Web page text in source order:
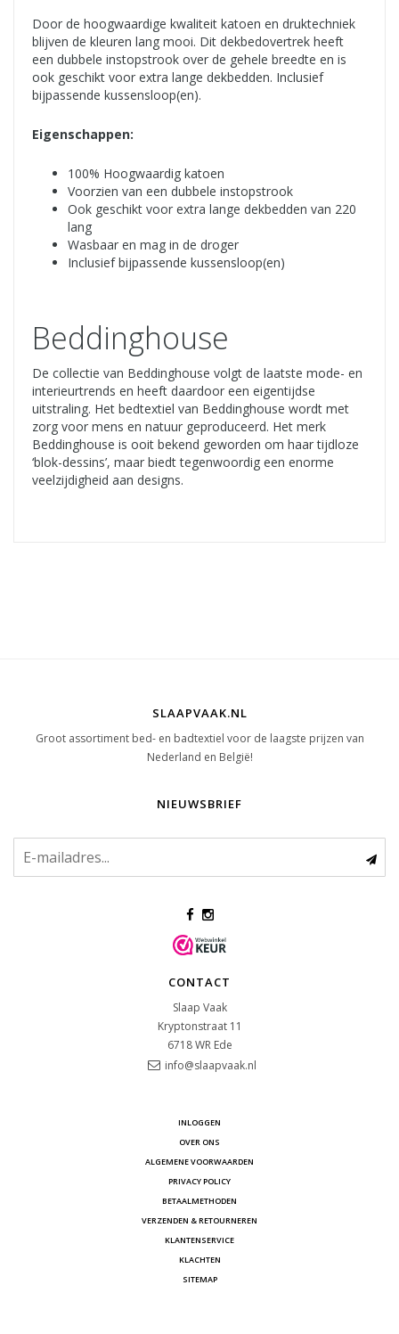
Door de hoogwaardige kwaliteit katoen en druktechniek
blijven de kleuren lang mooi. Dit dekbedovertrek heeft
een dubbele instopstrook over de gehele breedte en is
ook geschikt voor extra lange dekbedden. Inclusief
bijpassende kussensloop(en).
Eigenschappen:
100% Hoogwaardig katoen
Voorzien van een dubbele instopstrook
Ook geschikt voor extra lange dekbedden van 220
lang
Wasbaar en mag in de droger
Inclusief bijpassende kussensloop(en)
Beddinghouse
De collectie van Beddinghouse volgt de laatste mode- en
interieurtrends en heeft daardoor een eigentijdse
uitstraling. Het bedtextiel van Beddinghouse wordt met
zorg voor mens en natuur geproduceerd. Het merk
Beddinghouse is ooit bekend geworden om haar tijdloze
‘blok-dessins’, maar biedt tegenwoordig een enorme
veelzijdigheid aan designs.
SLAAPVAAK.NL
Groot assortiment bed- en badtextiel voor de laagste prijzen van
Nederland en België!
NIEUWSBRIEF
CONTACT
Slaap Vaak
Kryptonstraat 11
6718 WR Ede
info@slaapvaak.nl
INLOGGEN
OVER ONS
ALGEMENE VOORWAARDEN
PRIVACY POLICY
BETAALMETHODEN
VERZENDEN & RETOURNEREN
KLANTENSERVICE
KLACHTEN
SITEMAP